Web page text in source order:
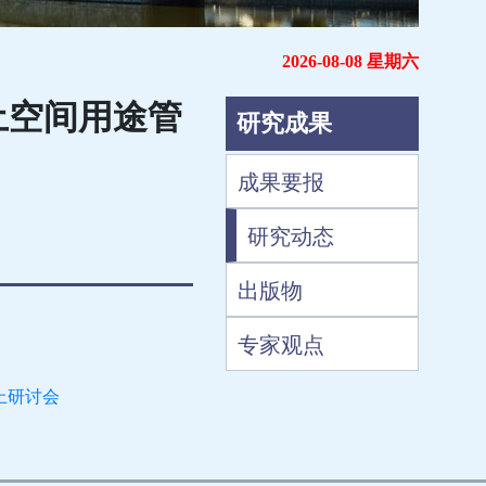
2026-08-08 星期六
间用途管
研讨会
研究成果
成果要报
研究动态
出版物
专家观点